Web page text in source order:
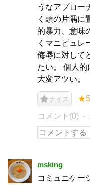
うなアプロー
く頭の片隅に
的暴力、意味
くマニピュレ
侮辱に対して
たい。 個人的
大変アツい。
ナイス ★5
コメント(0)
msking
コミュニケー